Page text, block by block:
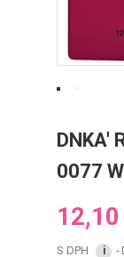
DNKA'
0077
S DPH i